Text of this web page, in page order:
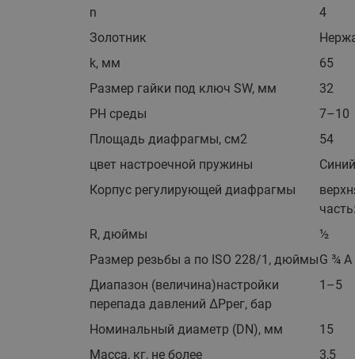
n
4
Золотник
k, мм
65
Размер гайки под ключ SW, мм
32
PH среды
7–10
Площадь диафрагмы, см2
54
цвет настроечной пружины
Корпус регулирующей диафрагмы
R, дюймы
½
Размер резьбы а по ISO 228/1, дюймыG ¾ A
Диапазон (величина)настройки
перепада давлений ΔРрег, бар
1–5
Номинальный диаметр (DN), мм
15
Масса, кг, не более
3,5